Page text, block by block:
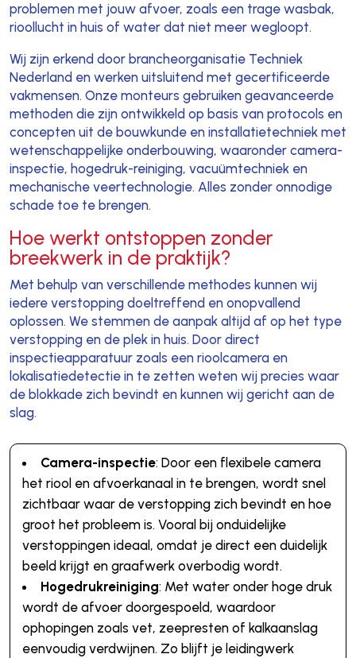
problemen met jouw afvoer, zoals een trage wasbak,
rioollucht in huis of water dat niet meer wegloopt.
Wij zijn erkend door brancheorganisatie Techniek
Nederland en werken uitsluitend met gecertificeerde
vakmensen. Onze monteurs gebruiken geavanceerde
methoden die zijn ontwikkeld op basis van protocols en
concepten uit de bouwkunde en installatietechniek met
wetenschappelijke onderbouwing, waaronder camera-
inspectie, hogedruk-reiniging, vacuümtechniek en
mechanische veertechnologie. Alles zonder onnodige
schade toe te brengen.
Hoe werkt ontstoppen zonder
breekwerk in de praktijk?
Met behulp van verschillende methodes kunnen wij
iedere verstopping doeltreffend en onopvallend
oplossen. We stemmen de aanpak altijd af op het type
verstopping en de plek in huis. Door direct
inspectieapparatuur zoals een rioolcamera en
lokalisatiedetectie in te zetten weten wij precies waar
de blokkade zich bevindt en kunnen wij gericht aan de
slag.
Camera-inspectie: Door een flexibele camera
het riool en afvoerkanaal in te brengen, wordt snel
zichtbaar waar de verstopping zich bevindt en hoe
groot het probleem is. Vooral bij onduidelijke
verstoppingen ideaal, omdat je direct een duidelijk
beeld krijgt en graafwerk overbodig wordt.
Hogedrukreiniging: Met water onder hoge druk
wordt de afvoer doorgespoeld, waardoor
ophopingen zoals vet, zeepresten of kalkaanslag
eenvoudig verdwijnen. Zo blijft je leidingwerk